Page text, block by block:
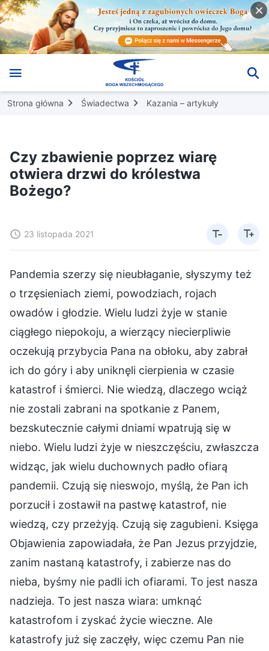
Strona główna Świadectwa Kazania – artykuły
Czy zbawienie poprzez wiarę
otwiera drzwi do królestwa
Bożego?
23 listopada 2021
Pandemia szerzy się nieubłaganie, słyszymy też
o trzęsieniach ziemi, powodziach, rojach
owadów i głodzie. Wielu ludzi żyje w stanie
ciągłego niepokoju, a wierzący niecierpliwie
oczekują przybycia Pana na obłoku, aby zabrał
ich do góry i aby uniknęli cierpienia w czasie
katastrof i śmierci. Nie wiedzą, dlaczego wciąż
nie zostali zabrani na spotkanie z Panem,
bezskutecznie całymi dniami wpatrują się w
niebo. Wielu ludzi żyje w nieszczęściu, zwłaszcza
widząc, jak wielu duchownych padło ofiarą
pandemii. Czują się nieswojo, myślą, że Pan ich
porzucił i zostawił na pastwę katastrof, nie
wiedzą, czy przeżyją. Czują się zagubieni. Księga
Objawienia zapowiadała, że Pan Jezus przyjdzie,
zanim nastaną katastrofy, i zabierze nas do
nieba, byśmy nie padli ich ofiarami. To jest nasza
nadzieja. To jest nasza wiara: umknąć
katastrofom i zyskać życie wieczne. Ale
katastrofy już się zaczęły, więc czemu Pan nie